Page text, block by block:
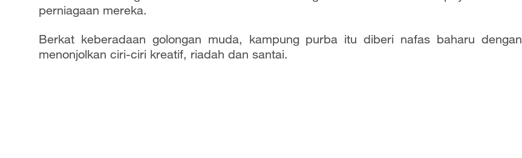
a
y
V
perniagaan mereka.
Berkat keberadaan golongan muda, kampung purba itu diberi nafas baharu dengan
menonjolkan ciri-ciri kreatif, riadah dan santai.